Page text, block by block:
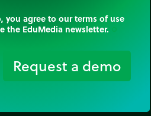
you agree to our terms of use
the EduMedia newsletter.
Request a demo